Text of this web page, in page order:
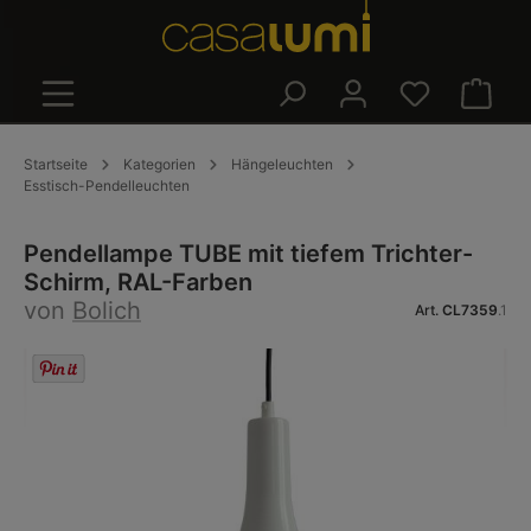
Startseite Kategorien
Hängeleuchten
Esstisch-Pendelleuchten
Pendellampe TUBE mit tiefem Trichter-
Schirm, RAL-Farben
von Bolich Art. CL7359.1
Bildergalerie überspringen